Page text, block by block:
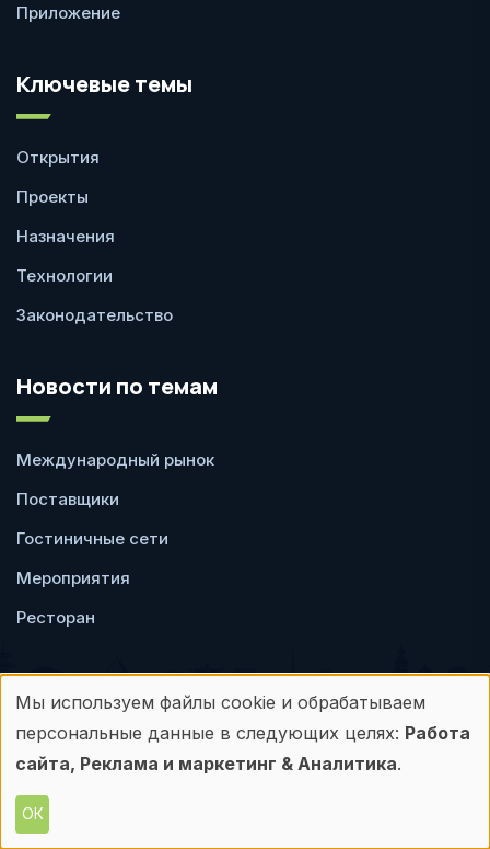
Приложение
Ключевые темы
Открытия
Проекты
Назначения
Технологии
Законодательство
Новости по темам
Международный рынок
Поставщики
Гостиничные сети
Мероприятия
Ресторан
Пользовательское
соглашение
Политика
конфиденциальности
Использование
персональных
данных
Мы используем файлы cookie и обрабатываем
персональные данные в следующих целях: Работа
сайта, Реклама и маркетинг & Аналитика.
ОК